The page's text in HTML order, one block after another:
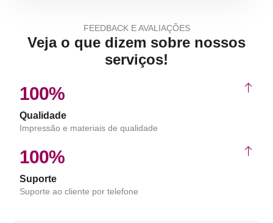
FEEDBACK E AVALIAÇÕES
Veja o que dizem sobre nossos
serviços!
100%
Qualidade
Impressão e materiais de qualidade
100%
Suporte
Suporte ao cliente por telefone